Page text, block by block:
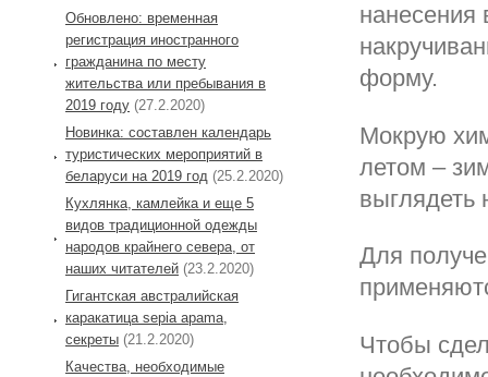
нанесения
форму.
Мокрую
летом –
выглядеть
Для
Чтобы
Обновлено: временная
регистрация иностранного
гражданина по месту
жительства или пребывания в
2019 году (27.2.2020)
Новинка: составлен календарь
туристических мероприятий в
беларуси на 2019 год (25.2.2020)
Кухлянка, камлейка и еще 5
видов традиционной одежды
народов крайнего севера, от
наших читателей (23.2.2020)
Гигантская австралийская
каракатица sepia apama,
секреты (21.2.2020)
Качества, необходимые